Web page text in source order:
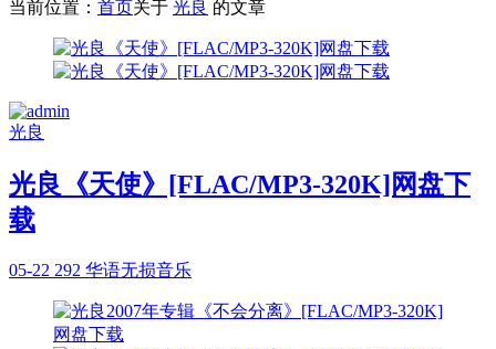
当前位置： 首页关于 光良 的文章
光良
光良《天使》[FLAC/MP3-320K]网盘下
载
05-22 292 华语无损音乐